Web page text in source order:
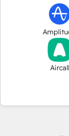
Aircall